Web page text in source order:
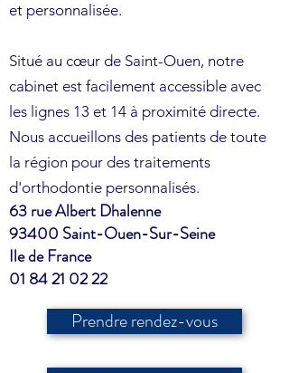
et personnalisée.
Situé au cœur de Saint-Ouen, notre
cabinet est facilement accessible avec
les lignes 13 et 14 à proximité directe.
Nous accueillons des patients de toute
la région pour des traitements
d'orthodontie personnalisés.
63 rue Albert Dhalenne
93400 Saint-Ouen-Sur-Seine
Ile de France
01 84 21 02 22
Prendre rendez-vous